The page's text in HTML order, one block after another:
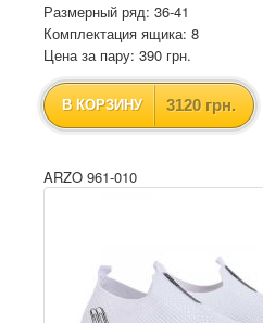
Размерный ряд: 36-41
Комплектация ящика: 8
Цена за пару: 390 грн.
В КОРЗИНУ 3120 грн.
ARZO 961-010